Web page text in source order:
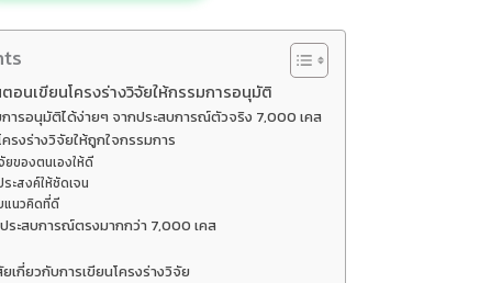
อนเขียนโครงร่างวิจัยให้กรรมการอนุมัติ
การอนุมัติได้ง่ายๆ จากประสบการณ์ตัวจริง 7,000 เคส
รงร่างวิจัยให้ถูกใจกรรมการ
ยของตนเองให้ดี
ะสงค์ให้ชัดเจน
แนวคิดที่ดี
ะสบการณ์ตรงมากกว่า 7,000 เคส
กี่ยวกับการเขียนโครงร่างวิจัย